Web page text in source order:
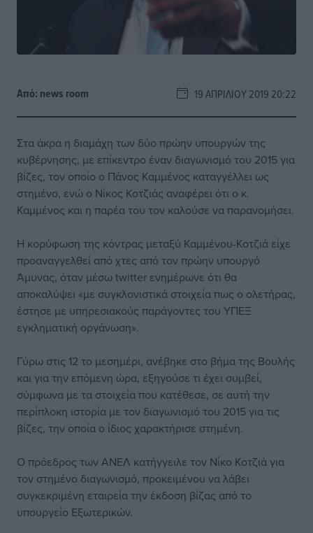
Από: news room 19 ΑΠΡΙΛΊΟΥ 2019 20:22
Στα άκρα η διαμάχη των δύο πρώην υπουργών της
κυβέρνησης, με επίκεντρο έναν διαγωνισμό του 2015 για
βίζες, τον οποίο ο Πάνος Καμμένος καταγγέλλει ως
στημένο, ενώ ο Νίκος Κοτζιάς αναφέρει ότι ο κ.
Καμμένος και η παρέα του τον καλούσε να παρανομήσει.
Η κορύφωση της κόντρας μεταξύ Καμμένου-Κοτζιά είχε
προαναγγελθεί από χτες από τον πρώην υπουργό
Άμυνας, όταν μέσω twitter ενημέρωνε ότι θα
αποκαλύψει «με συγκλονιστικά στοιχεία πως ο ολετήρας,
έστησε με υπηρεσιακούς παράγοντες του ΥΠΕΞ
εγκληματική οργάνωση».
Γύρω στις 12 το μεσημέρι, ανέβηκε στο βήμα της Βουλής
και για την επόμενη ώρα, εξηγούσε τι έχει συμβεί,
σύμφωνα με τα στοιχεία που κατέθεσε, σε αυτή την
περίπλοκη ιστορία με τον διαγωνισμό του 2015 για τις
βίζες, την οποία ο ίδιος χαρακτήρισε στημένη.
Ο πρόεδρος των ΑΝΕΛ κατήγγειλε τον Νίκο Κοτζιά για
τον στημένο διαγωνισμό, προκειμένου να λάβει
συγκεκριμένη εταιρεία την έκδοση βίζας από το
υπουργείο Εξωτερικών.